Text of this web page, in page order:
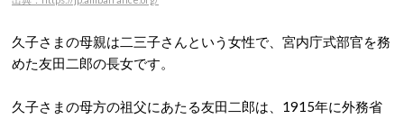
久子さまの母親は二三子さんという女性で、宮内庁式部官を務
めた友田二郎の長女です。
久子さまの母方の祖父にあたる友田二郎は、1915年に外務省